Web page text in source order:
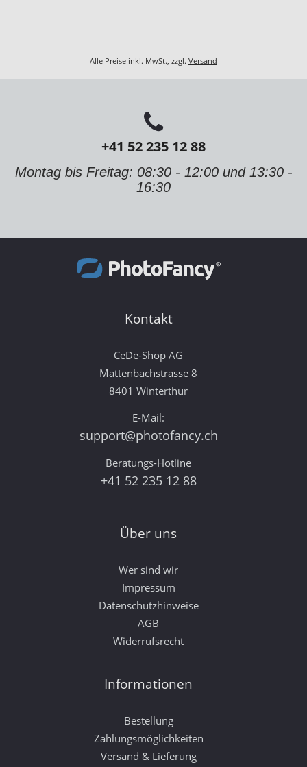
Alle Preise inkl. MwSt., zzgl. Versand
+41 52 235 12 88
Montag bis Freitag: 08:30 - 12:00 und 13:30 -
16:30
Kontakt
CeDe-Shop AG
Mattenbachstrasse 8
8401 Winterthur
E-Mail:
support@photofancy.ch
Beratungs-Hotline
+41 52 235 12 88
Über uns
Wer sind wir
Impressum
Datenschutzhinweise
AGB
Widerrufsrecht
Informationen
Bestellung
Zahlungsmöglichkeiten
Versand & Lieferung